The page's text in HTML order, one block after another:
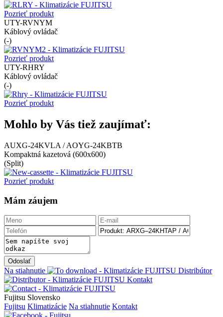
Pozrieť produkt
UTY-RVNYM
Káblový ovládač
(-)
Pozrieť produkt
UTY-RHRY
Káblový ovládač
(-)
Pozrieť produkt
Mohlo by Vás tiež zaujímať:
AUXG-24KVLA / AOYG-24KBTB
Kompaktná kazetová (600x600)
(Split)
Pozrieť produkt
Mám záujem
Odoslať
Na stiahnutie
Distribútor
Kontakt
Fujitsu Slovensko
Fujitsu Klimatizácie Na stiahnutie Kontakt